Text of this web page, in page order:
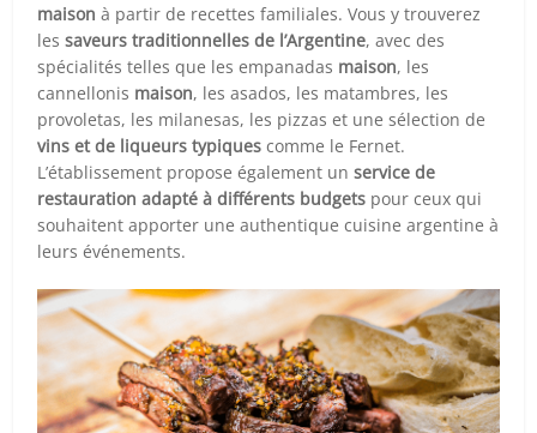
maison à partir de recettes familiales. Vous y trouverez
lessaveurs traditionnelles de l’Argentine, avec des
spécialités telles que les empanadas maison, les
cannellonis maison, les asados, les matambres, les
provoletas, les milanesas, les pizzas et une sélection de
vins et de liqueurs typiques comme le Fernet.
L’établissement propose également unservice de
restauration adapté à différents budgets pour ceux qui
souhaitent apporter une authentique cuisine argentine à
leurs événements.